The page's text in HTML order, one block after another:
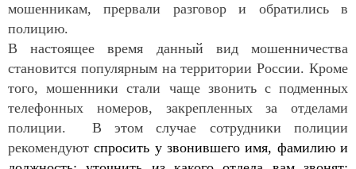
мошенникам, прервали разговор и обратились в
полицию.
В настоящее время данный вид мошенничества
становится популярным на территории России. Кроме
того, мошенники стали чаще звонить с подменных
телефонных номеров, закрепленных за отделами
полиции. В этом случае сотрудники полиции
рекомендуютспросить у звонившего имя, фамилию и